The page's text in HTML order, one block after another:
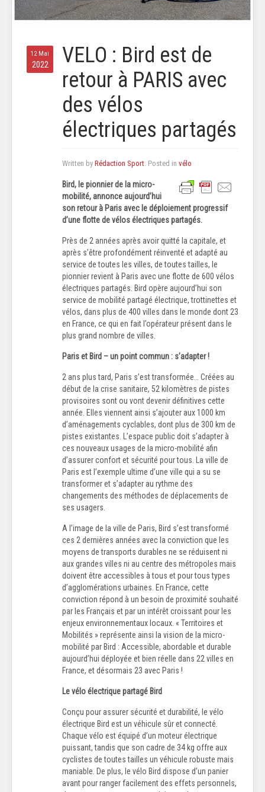
12 Mai
2022
VELO : Bird est de
retour à PARIS avec
des vélos
électriques partagés
Written by Rédaction Sport . Posted in vélo
Bird, le pionnier de la micro-
mobilité, annonce aujourd’hui
son retour à Paris avec le déploiement progressif
d’une flotte de vélos électriques partagés.
Près de 2 années après avoir quitté la capitale, et
après s’être profondément réinventé et adapté au
service de toutes les villes, de toutes tailles, le
pionnier revient à Paris avec une flotte de 600 vélos
électriques partagés. Bird opère aujourd’hui son
service de mobilité partagé électrique, trottinettes et
vélos, dans plus de 400 villes dans le monde dont 23
en France, ce qui en fait l’opérateur présent dans le
plus grand nombre de villes.
Paris et Bird – un point commun : s’adapter !
2 ans plus tard, Paris s’est transformée… Créées au
début de la crise sanitaire, 52 kilomètres de pistes
provisoires sont ou vont devenir définitives cette
année. Elles viennent ainsi s’ajouter aux 1000 km
d’aménagements cyclables, dont plus de 300 km de
pistes existantes. L’espace public doit s’adapter à
ces nouveaux usages de la micro-mobilité afin
d’assurer confort et sécurité pour tous. La ville de
Paris est l’exemple ultime d’une ville qui a su se
transformer et s’adapter au rythme des
changements des méthodes de déplacements de
ses usagers.
A l’image de la ville de Paris, Bird s’est transformé
ces 2 dernières années avec la conviction que les
moyens de transports durables ne se réduisent ni
aux grandes villes ni au centre des métropoles mais
doivent être accessibles à tous et pour tous types
d’agglomérations urbaines. En France, cette
conviction répond à un besoin de proximité souhaité
par les Français et par un intérêt croissant pour les
enjeux environnementaux locaux. « Territoires et
Mobilités » représente ainsi la vision de la micro-
mobilité par Bird : Accessible, abordable et durable
aujourd’hui déployée et bien réelle dans 22 villes en
France, et désormais 23 avec Paris !
Le vélo électrique partagé Bird
Conçu pour assurer sécurité et durabilité, le vélo
électrique Bird est un véhicule sûr et connecté.
Chaque vélo est équipé d’un moteur électrique
puissant, tandis que son cadre de 34 kg offre aux
cyclistes de toutes tailles un véhicule robuste mais
maniable. De plus, le vélo Bird dispose d’un panier
avant pour ranger facilement des effets personnels,